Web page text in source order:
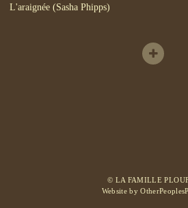
L'araignée (Sasha Phipps)
© LA FAMILLE
Website by